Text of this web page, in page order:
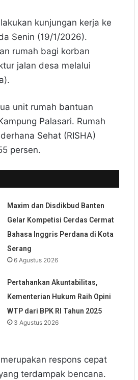
kunjungan kerja ke
Senin (19/1/2026).
rumah bagi korban
jalan desa melalui
unit rumah bantuan
Palasari. Rumah
Sehat (RISHA)
persen.
Maxim dan Disdikbud Banten
Gelar Kompetisi Cerdas Cermat
Bahasa Inggris Perdana di Kota
Serang
6 Agustus 2026
Pertahankan Akuntabilitas,
Kementerian Hukum Raih Opini
WTP dari BPK RI Tahun 2025
3 Agustus 2026
respons cepat
terdampak bencana.